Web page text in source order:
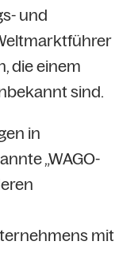
und
die einem
sind.
in
„WAGO-
mit